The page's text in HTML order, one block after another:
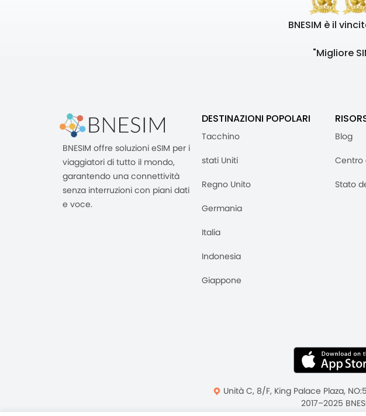
BNESIM è il
"Migliore
BNESIM offre soluzioni eSIM per i
viaggiatori di tutto il mondo,
garantendo una connettività
senza interruzioni con piani dati
e voce.
DESTINAZIONI POPOLARI
Tacchino
stati Uniti
Regno Unito
Germania
Italia
Indonesia
Giappone
Blog
Centro
Stato
Unità C, 8/F, King Palace Plaza,
2017–2025